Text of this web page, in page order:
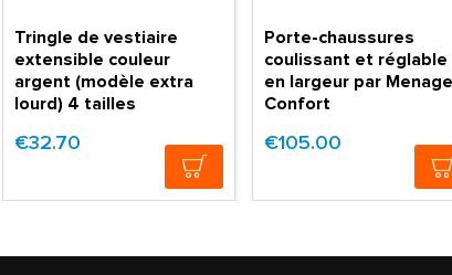
Tringle de vestiaire
extensible couleur
argent (modèle extra
lourd) 4 tailles
€32.70
Porte-chaussures
coulissant et réglable
en largeur par Menage
Confort
€105.00